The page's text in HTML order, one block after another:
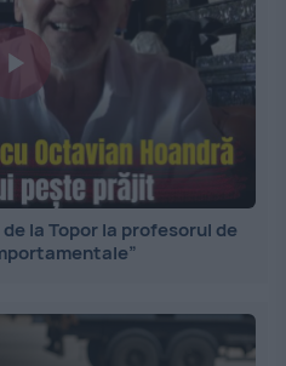
la Topor la profesorul de